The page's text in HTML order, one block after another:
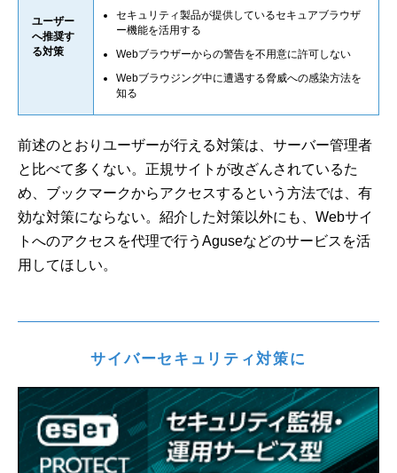
ユーザー
へ推奨す
る対策
セキュリティ製品が提供しているセキュアブラウザ
ー機能を活用する
Webブラウザーからの警告を不用意に許可しない
Webブラウジング中に遭遇する脅威への感染方法を
知る
前述のとおりユーザーが行える対策は、サーバー管理者
と比べて多くない。正規サイトが改ざんされているた
め、ブックマークからアクセスするという方法では、有
効な対策にならない。紹介した対策以外にも、Webサイ
トへのアクセスを代理で行うAguseなどのサービスを活
用してほしい。
サイバーセキュリティ対策に